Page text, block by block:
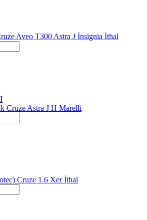
Aveo T300 Astra J İnsignia İthal
Cruze Astra J H Marelli
Cruze 1.6 Xer İthal